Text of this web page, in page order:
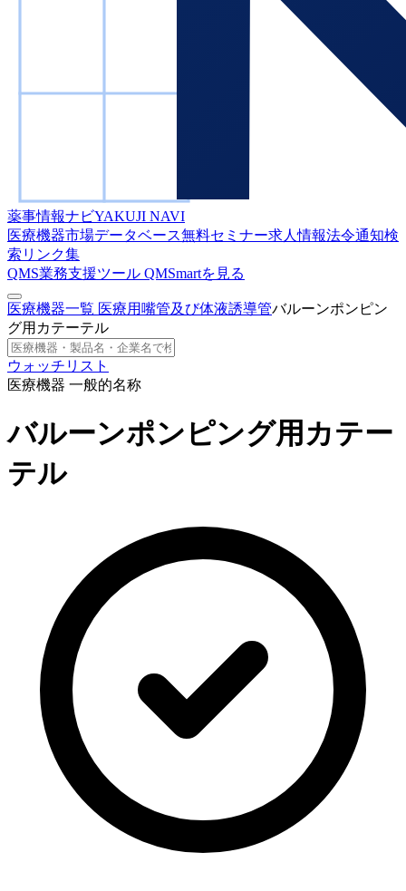
薬事情報ナビYAKUJI NAVI
医療機器市場データベース無料セミナー求人情報法令通知検
索 リンク集
QMS業務支援ツール QMSmartを見る
医療機器一覧 医療用嘴管及び体液誘導管バルーンポンピン
グ用カテーテル
ウォッチリスト
医療機器 一般的名称
バルーンポンピング用カテー
テル